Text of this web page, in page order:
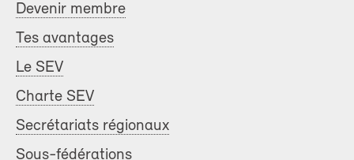
Devenir membre
Tes avantages
Le SEV
Charte SEV
Secrétariats régionaux
Sous-fédérations